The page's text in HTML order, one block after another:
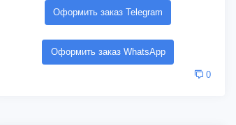
Оформить заказ Telegram
Оформить заказ WhatsApp
0